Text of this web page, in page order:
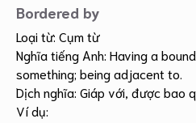
Bordered by
Loại từ: Cụm từ
Nghĩa tiếng Anh: Having a
something; being adjacent to.
Dịch nghĩa: Giáp với, được bao
Ví dụ: